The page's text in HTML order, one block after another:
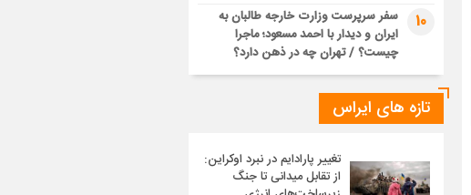
10
سفر سرپرست وزارت خارجه طالبان به
ایران و دیدار با احمد مسعود؛ ماجرا
چیست؟ / تهران چه در ذهن دارد؟
تازه های ایراس
تغییر پارادایم در نبرد اوکراین:
از تقابل میدانی تا جنگ